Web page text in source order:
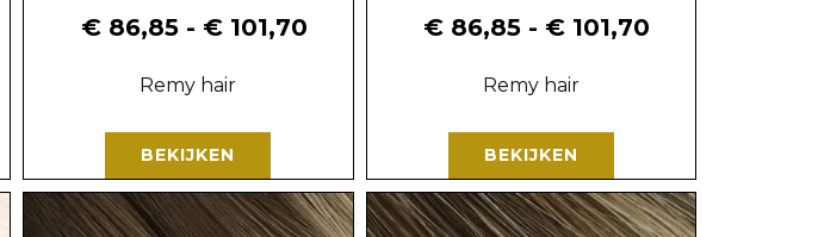
€86,85- €101,70
Remy hair
BEKIJKEN
€ 86,85 - € 101,70
Remy hair
BEKIJKEN